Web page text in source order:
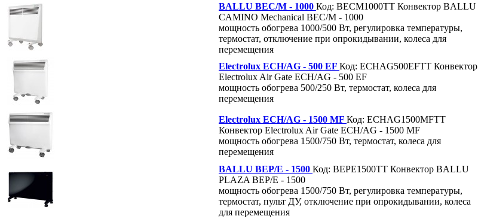
BALLU BEC/M - 1000 Код: BECM1000TT Конвектор BALLU
CAMINO Mechanical BEC/M - 1000
мощность обогрева 1000/500 Вт, регулировка температуры,
термостат, отключение при опрокидывании, колеса для
перемещения
Electrolux ECH/AG - 500 EF Код: ECHAG500EFTT Конвектор
Electrolux Air Gate ECH/AG - 500 EF
мощность обогрева 500/250 Вт, термостат, колеса для
перемещения
Electrolux ECH/AG - 1500 MF Код: ECHAG1500MFTT
Конвектор Electrolux Air Gate ECH/AG - 1500 MF
мощность обогрева 1500/750 Вт, термостат, колеса для
перемещения
BALLU BEP/E - 1500 Код: BEPE1500TT Конвектор BALLU
PLAZA BEP/E - 1500
мощность обогрева 1500/750 Вт, регулировка температуры,
термостат, пульт ДУ, отключение при опрокидывании, колеса
для перемещения